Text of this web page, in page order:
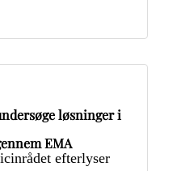
løsninger i
EMA